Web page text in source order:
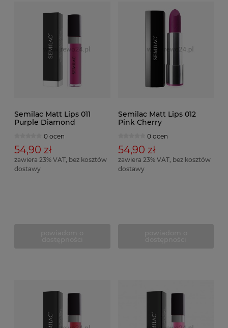
Semilac Matt Lips 011
Purple Diamond
0 ocen
54,90 zł
zawiera 23% VAT, bez kosztów
dostawy
Semilac Matt Lips 012
Pink Cherry
0 ocen
54,90 zł
zawiera 23% VAT, bez kosztów
dostawy